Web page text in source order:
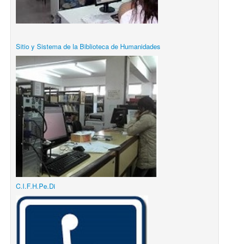
Sitio y Sistema de la Biblioteca de Humanidades
C.I.F.H.Pe.Di